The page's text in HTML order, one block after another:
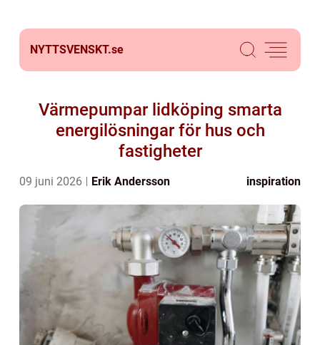
NYTTSVENSKT.se
Värmepumpar lidköping smarta
energilösningar för hus och
fastigheter
09 juni 2026 Erik Andersson inspiration